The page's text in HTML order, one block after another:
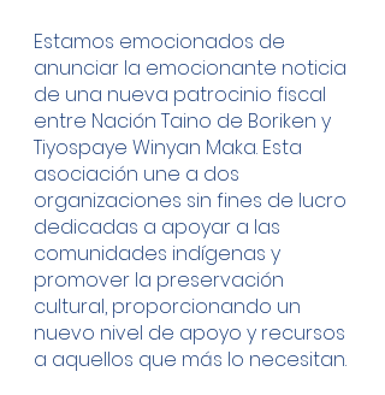
Estamos emocionados de
anunciar la emocionante noticia
de una nueva patrocinio fiscal
entre Nación Taino de Boriken y
Tiyospaye Winyan Maka. Esta
asociación une a dos
organizaciones sin fines de lucro
dedicadas a apoyar a las
comunidades indígenas y
promover la preservación
cultural, proporcionando un
nuevo nivel de apoyo y recursos
a aquellos que más lo necesitan.